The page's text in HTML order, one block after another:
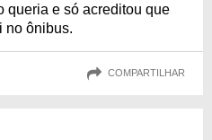
queria e só acreditou que
no ônibus.
COMPARTILHAR